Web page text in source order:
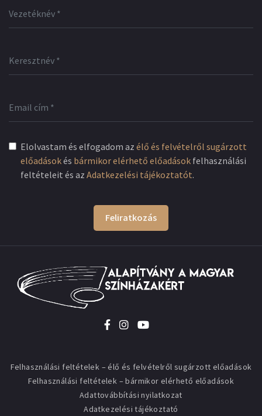
Elolvastam és elfogadom az élő és felvételről sugárzott
előadásokés bármikor elérhető előadások felhasználási
feltételeit és az Adatkezelési tájékoztatót.
Feliratkozás
Felhasználási feltételek – élő és felvételről sugárzott előadások
Felhasználási feltételek – bármikor elérhető előadások
Adattovábbítási nyilatkozat
Adatkezelési tájékoztató